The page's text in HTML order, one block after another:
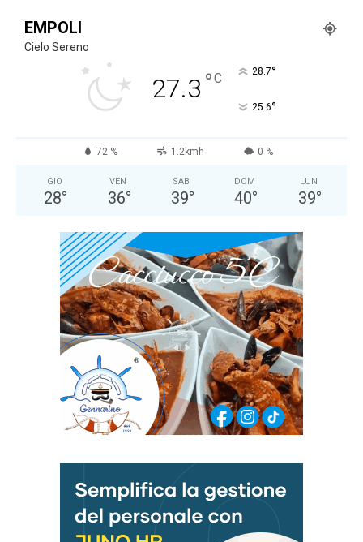
EMPOLI
Cielo Sereno
27.3 °C 28.7°
25.6°
72 % 1.2kmh 0 %
GIO
28°
VEN
36°
SAB
39°
DOM
40°
LUN
39°